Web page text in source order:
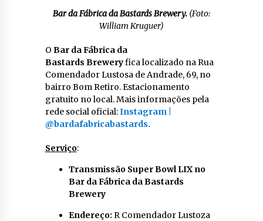
Bar da Fábrica da Bastards Brewery. (Foto:
William Kruguer)
O Bar da Fábrica da
Bastards Breweryfica localizado na Rua
Comendador Lustosa de Andrade, 69, no
bairro Bom Retiro. Estacionamento
gratuito no local. Mais informações pela
rede social oficial:Instagram |
@bardafabricabastards.
Serviço:
Transmissão Super Bowl LIX no
Bar da Fábrica da Bastards
Brewery
Endereço: R Comendador Lustoza